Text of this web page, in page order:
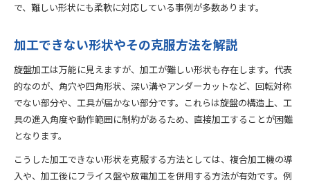
で、難しい形状にも柔軟に対応している事例が多数あります。
加工できない形状やその克服方法を解説
旋盤加工は万能に見えますが、加工が難しい形状も存在します。代表
的なのが、角穴や四角形状、深い溝やアンダーカットなど、回転対称
でない部分や、工具が届かない部分です。これらは旋盤の構造上、工
具の進入角度や動作範囲に制約があるため、直接加工することが困難
となります。
こうした加工できない形状を克服する方法としては、複合加工機の導
入や、加工後にフライス盤や放電加工を併用する方法が有効です。例